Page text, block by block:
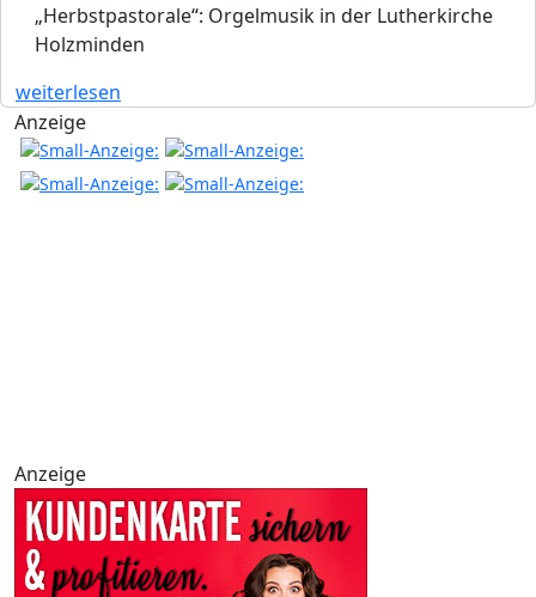
„Herbstpastorale“: Orgelmusik in der Lutherkirche
Holzminden
weiterlesen
Anzeige
Anzeige